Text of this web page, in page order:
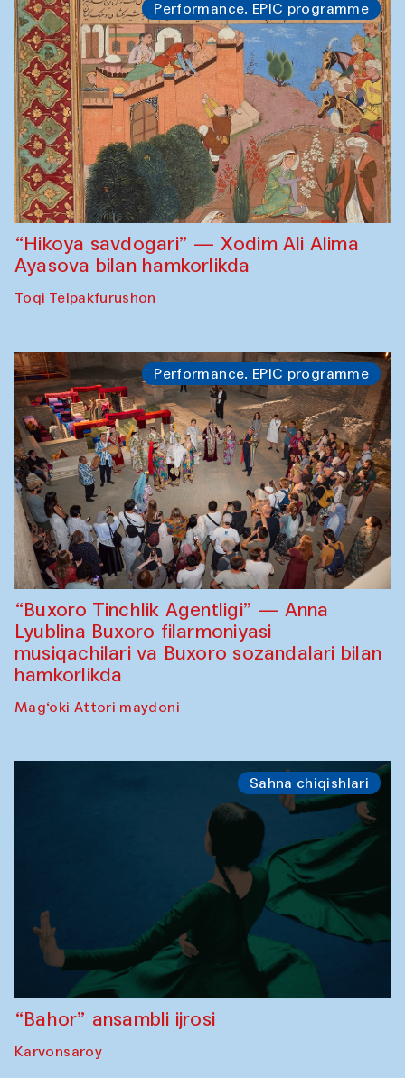
Performance. EPIC programme
“Hikoya savdogari” — Xodim Ali Alima
Ayasova bilan hamkorlikda
Toqi Telpakfurushon
Performance. EPIC programme
“Buxoro Tinchlik Agentligi” — Anna
Lyublina Buxoro filarmoniyasi
musiqachilari va Buxoro sozandalari bilan
hamkorlikda
Mag‘oki Attori maydoni
Sahna chiqishlari
“Bahor” ansambli ijrosi
Karvonsaroy